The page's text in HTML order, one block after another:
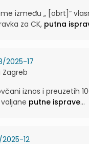
između „ [obrt]“
za CK, putna
2025-17
Zagreb
iznos i preuzetih
putne isprave...
12